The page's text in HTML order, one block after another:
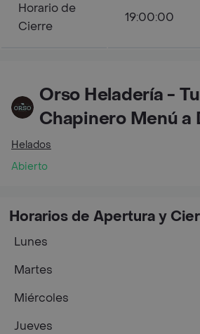
Horario de
Cierre
19:00:00
Orso Heladería -
Chapinero Menú a
Helados
Abierto
Horarios de Apertura y
Lunes
Martes
Miércoles
Jueves